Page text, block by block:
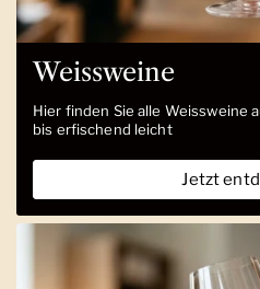
Weissweine
Hier finden Sie alle Weissweine
bis erfischend leicht
Jetzt